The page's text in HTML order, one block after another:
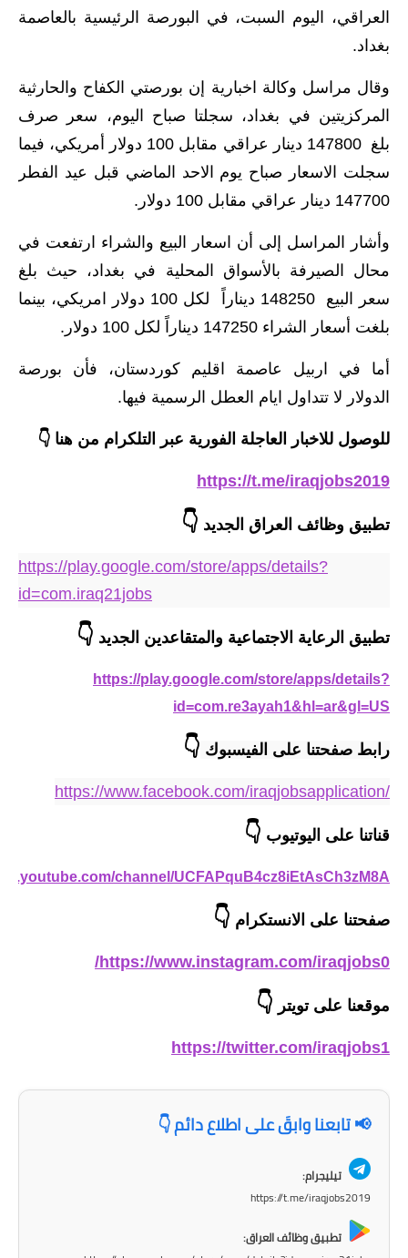
الاخبار الامنية
الاخبار الرياضية
المدارس
اخبار وقرارات وزارة التربية
نتائج الامتحانات
المرحلة الابتدائية
المرحلة المتوسطة
المرحلة الاعدادية
اسئلة وزارية
المرحلة الابتدائية
المرحلة الاعدادية
مرشحات
المرحلة المتوسطة
كتب مدرسية
المرحلة الابتدائية
العراقي، اليوم السبت، في البورصة الرئيسية بالعاصمة
بغداد.
وقال مراسل وكالة اخبارية إن بورصتي الكفاح والحارثية
المركزيتين في بغداد، سجلتا صباح اليوم، سعر صرف
بلغ 147800 دينار عراقي مقابل 100 دولار أمريكي، فيما
سجلت الاسعار صباح يوم الاحد الماضي قبل عيد الفطر
147700 دينار عراقي مقابل 100 دولار.
وأشار المراسل إلى أن اسعار البيع والشراء ارتفعت في
محال الصيرفة بالأسواق المحلية في بغداد، حيث بلغ
سعر البيع 148250 ديناراً لكل 100 دولار امريكي، بينما
بلغت أسعار الشراء 147250 ديناراً لكل 100 دولار.
أما في اربيل عاصمة اقليم كوردستان، فأن بورصة
الدولار لا تتداول ايام العطل الرسمية فيها.
للوصول للاخبار العاجلة الفورية عبر التلكرام من هنا 👇
https://t.me/iraqjobs2019
تطبيق وظائف العراق الجديد 👇
https://play.google.com/store/apps/details?
id=com.iraq21jobs
تطبيق الرعاية الاجتماعية والمتقاعدين الجديد 👇
https://play.google.com/store/apps/details?
id=com.re3ayah1&hl=ar&gl=US
رابط صفحتنا على الفيسبوك 👇
https://www.facebook.com/iraqjobsapplication/
قناتنا على اليوتيوب 👇
channel/UCFAPquB4cz8iEtAsCh3zM8A
صفحتنا على الانستكرام 👇
https://www.instagram.com/iraqjobs0/
موقعنا على تويتر 👇
https://twitter.com/iraqjobs1
📢 تابعنا وابقَ على اطلاع دائم 👇
تيليجرام:
https://t.me/iraqjobs2019
تطبيق وظائف العراق: